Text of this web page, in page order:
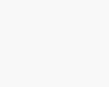
Noch greift die Vorsorge gegen